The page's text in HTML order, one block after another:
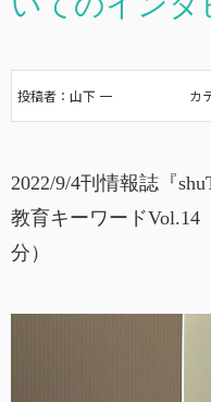
投稿者：山下 一 カ
2022/9/4刊情報誌『
教育キーワード
分）